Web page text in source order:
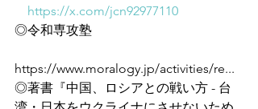
https://x.com/jcn92977110
◎令和専攻塾
https://www.moralogy.jp/activities/re...
◎著書『中国、ロシアとの戦い方 - 台